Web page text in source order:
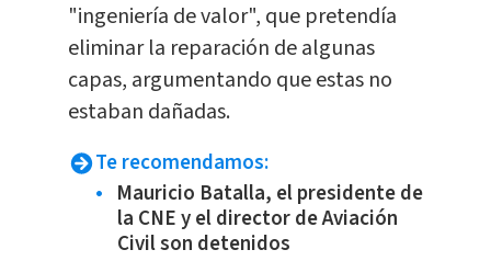
"ingeniería de valor", que pretendía
eliminar la reparación de algunas
capas, argumentando que estas no
estaban dañadas.
Te recomendamos:
Mauricio Batalla, el presidente de
la CNE y el director de Aviación
Civil son detenidos